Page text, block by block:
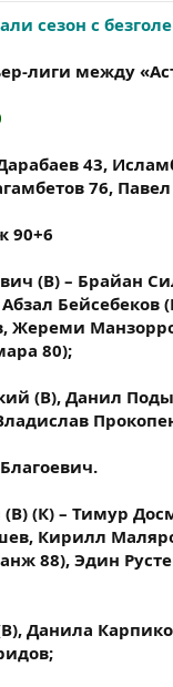
сезон с
лиги между
43,
76,
90+6
(В) – Брайан
Бейсебеков
Жереми
80);
(В), Данил
(К) – Тимур
Кирилл
88), Эдин
Данила